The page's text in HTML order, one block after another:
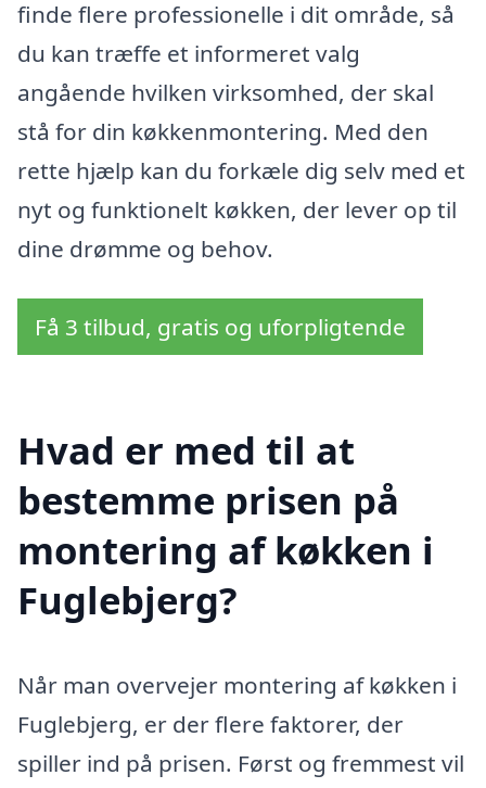
finde flere professionelle i dit område, så
du kan træffe et informeret valg
angående hvilken virksomhed, der skal
stå for din køkkenmontering. Med den
rette hjælp kan du forkæle dig selv med et
nyt og funktionelt køkken, der lever op til
dine drømme og behov.
Få 3 tilbud, gratis og uforpligtende
Hvad er med til at
bestemme prisen på
montering af køkken i
Fuglebjerg?
Når man overvejer montering af køkken i
Fuglebjerg, er der flere faktorer, der
spiller ind på prisen. Først og fremmest vil